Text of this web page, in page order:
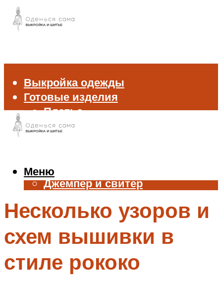
Выкройка одежды
Готовые изделия
Платье
Брюки
Жилет
Джемпер и свитер
Аксессуары
Меню
Меню
Несколько узоров и
схем вышивки в
стиле рококо